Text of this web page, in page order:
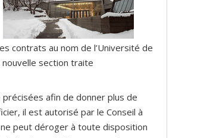
contrats au nom de l’Université de
section traite
afin de donner plus de
il est autorisé par le Conseil à
peut déroger à toute disposition